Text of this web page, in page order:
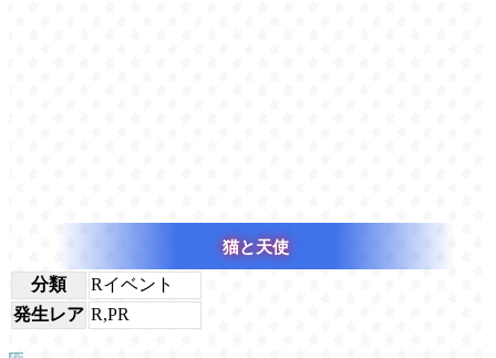
猫と天使
分類
Rイベント
発生レア R,PR